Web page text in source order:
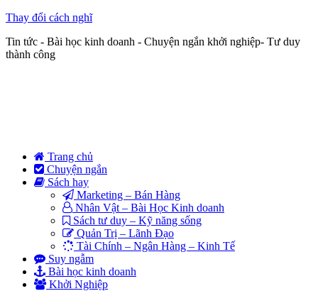
Thay đổi cách nghĩ
Tin tức - Bài học kinh doanh - Chuyện ngắn khởi nghiệp- Tư duy
thành công
Trang chủ
Chuyện ngắn
Sách hay
Marketing – Bán Hàng
Nhân Vật – Bài Học Kinh doanh
Sách tư duy – Kỹ năng sống
Quản Trị – Lãnh Đạo
Tài Chính – Ngân Hàng – Kinh Tế
Suy ngẫm
Bài học kinh doanh
Khởi Nghiệp